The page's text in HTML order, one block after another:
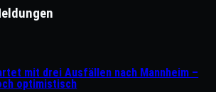
mit drei Ausfällen nach Mannheim –
optimistisch